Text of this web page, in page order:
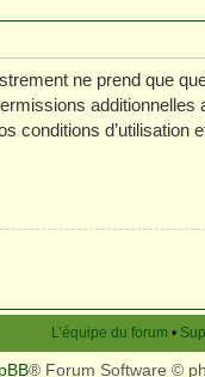
ne prend que
conditions
L’équipe du forum •
® Forum Software ©